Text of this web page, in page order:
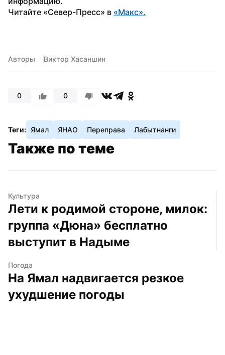
Читайте «Север-Пресс» в «Макс».
Авторы Виктор Хасаншин
0 0
Теги: Ямал ЯНАО Переправа Лабытнанги
Также по теме
Культура
Лети к родимой стороне, милок:
группа «Дюна» бесплатно
выступит в Надыме
Погода
На Ямал надвигается резкое
ухудшение погоды